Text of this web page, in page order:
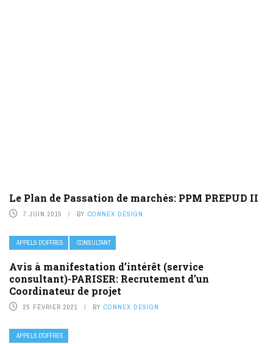
Le Plan de Passation de marchés: PPM PREPUD II
7 JUIN 2015 BY CONNEX DESIGN
APPELS D’OFFRES CONSULTANT
Avis à manifestation d’intérêt (service
consultant)-PARISER: Recrutement d’un
Coordinateur de projet
25 FÉVRIER 2021 BY CONNEX DESIGN
APPELS D’OFFRES